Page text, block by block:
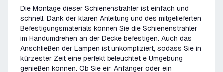
Die Montage dieser Schienenstrahler ist einfach und
schnell. Dank der klaren Anleitung und des mitgelieferten
Befestigungsmaterials können Sie die Schienenstrahler
im Handumdrehen an der Decke befestigen. Auch das
Anschließen der Lampen ist unkompliziert, sodass Sie in
kürzester Zeit eine perfekt beleuchtet e Umgebung
genießen können. Ob Sie ein Anfänger oder ein